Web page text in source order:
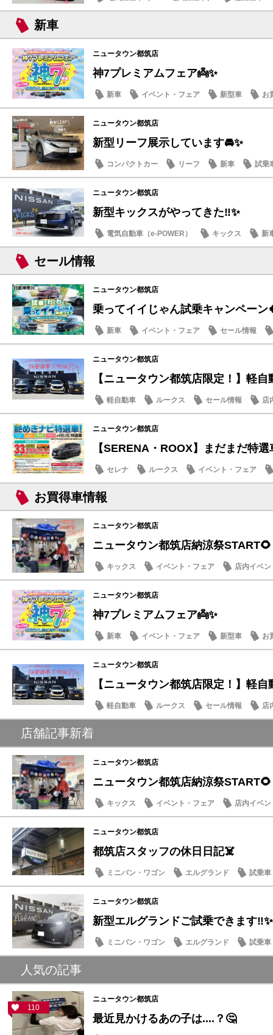
話題の情報
新車
ニュータウン都筑店
神7プレミアムフェア👼✨
新車 イベント・フェア 新型車 お
ニュータウン都筑店
新型リーフ展示しています🚘✨
コンパクトカー リーフ 新車 試乗
ニュータウン都筑店
新型キックスがやってきた‼️✨
電気自動車（e-POWER） キックス 新
セール情報
ニュータウン都筑店
乗ってイイじゃん試乗キャンペーン
新車 イベント・フェア セール情報
ニュータウン都筑店
【ニュータウン都筑店限定！】軽
軽自動車 ルークス セール情報 店
ニュータウン都筑店
【SERENA・ROOX】まだまだ特
セレナ ルークス イベント・フェア
お買得車情報
ニュータウン都筑店
ニュータウン都筑店納涼祭START🌻
キックス イベント・フェア
店内イベン
季節のメンテナンス
ニュータウン都筑店
神7プレミアムフェア👼✨
新車 イベント・フェア 新型車 お
ニュータウン都筑店
【ニュータウン都筑店限定！】軽
軽自動車 ルークス セール情報 店
店舗記事新着
ニュータウン都筑店
ニュータウン都筑店納涼祭START🌻
キックス イベント・フェア
店内イベン
季節のメンテナンス
ニュータウン都筑店
都筑店スタッフの休日日記☠️
ミニバン・ワゴン エルグランド
試乗車
豆知識
ニュータウン都筑店
新型エルグランドご試乗できます‼️✨
ミニバン・ワゴン エルグランド
試乗車
話題の情報
人気の記事
110
ニュータウン都筑店
最近見かけるあの子は....？🤔